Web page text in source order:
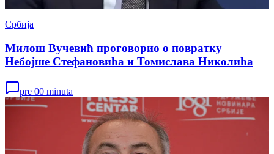
Србија
Милош Вучевић проговорио о повратку
Небојше Стефановића и Томислава Николића
pre 00 minuta